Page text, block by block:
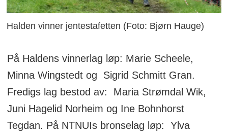
Halden vinner jentestafetten (Foto: Bjørn Hauge)
På Haldens vinnerlag løp: Marie Scheele,
Minna Wingstedt og Sigrid Schmitt Gran.
Fredigs lag bestod av: Maria Strømdal Wik,
Juni Hagelid Norheim og Ine Bohnhorst
Tegdan. På NTNUIs bronselag løp: Ylva